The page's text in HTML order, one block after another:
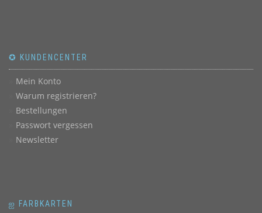
✪ KUNDENCENTER
Mein Konto
Warum registrieren?
Bestellungen
Passwort vergessen
Newsletter
ஐ FARBKARTEN